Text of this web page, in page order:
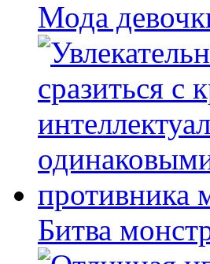
Мода
Битва